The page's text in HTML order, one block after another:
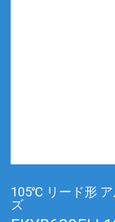
105℃ リード形
ズ